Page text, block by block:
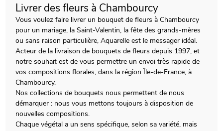
Livrer des fleurs à Chambourcy
Vous voulez faire livrer un bouquet de fleurs à Chambourcy
pour un mariage, la Saint-Valentin, la fête des grands-mères
ou sans raison particulière, Aquarelle est le messager idéal.
Acteur de la livraison de bouquets de fleurs depuis 1997, et
notre souhait est de vous permettre un envoi très rapide de
vos compositions florales, dans la région Île-de-France, à
Chambourcy.
Nos collections de bouquets nous permettent de nous
démarquer : nous vous mettons toujours à disposition de
nouvelles compositions.
Chaque végétal a un sens spécifique, selon sa variété, mais